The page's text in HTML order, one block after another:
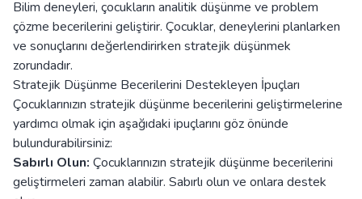
Bilim deneyleri, çocukların analitik düşünme ve problem
çözme becerilerini geliştirir. Çocuklar, deneylerini planlarken
ve sonuçlarını değerlendirirken stratejik düşünmek
zorundadır.
Stratejik Düşünme Becerilerini Destekleyen İpuçları
Çocuklarınızın stratejik düşünme becerilerini geliştirmelerine
yardımcı olmak için aşağıdaki ipuçlarını göz önünde
bulundurabilirsiniz:
Sabırlı Olun: Çocuklarınızın stratejik düşünme becerilerini
geliştirmeleri zaman alabilir. Sabırlı olun ve onlara destek